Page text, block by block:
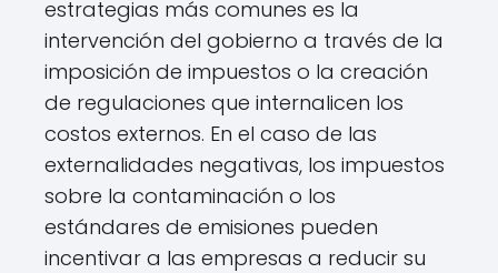
estrategias más comunes es la
intervención del gobierno a través de la
imposición de impuestos o la creación
de regulaciones que internalicen los
costos externos. En el caso de las
externalidades negativas, los impuestos
sobre la contaminación o los
estándares de emisiones pueden
incentivar a las empresas a reducir su